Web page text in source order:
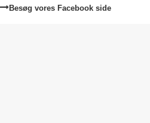
Besøg vores Facebook side